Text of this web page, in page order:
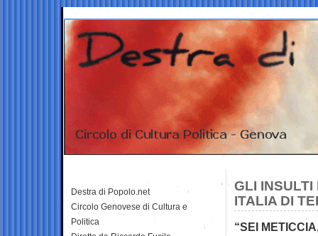
GLI INSULTI
ITALIA DI
“SEI
Destra di Popolo.net
Circolo Genovese di Cultura e
Politica